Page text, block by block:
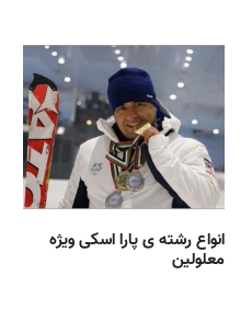
انواع رشته ی پارا اسکی ویژه
معلولین